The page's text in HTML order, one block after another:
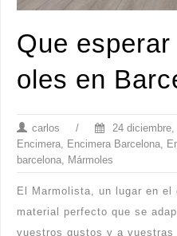
Que
oles en
carlos / 24 diciembre,
Encimera, Encimera Barcelona,
barcelona, Mármoles
El Marmolista, un lugar en el
material perfecto que se
vuestros gustos y a vuestras